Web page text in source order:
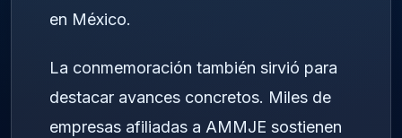
en México.
La conmemoración también sirvió para
destacar avances concretos. Miles de
empresas afiliadas a AMMJE sostienen